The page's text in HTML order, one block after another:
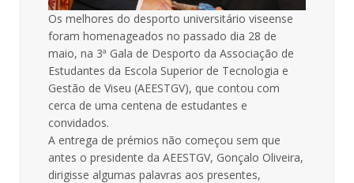
Os melhores do desporto universitário viseense
foram homenageados no passado dia 28 de
maio, na 3ª Gala de Desporto da Associação de
Estudantes da Escola Superior de Tecnologia e
Gestão de Viseu (AEESTGV), que contou com
cerca de uma centena de estudantes e
convidados.
A entrega de prémios não começou sem que
antes o presidente da AEESTGV, Gonçalo Oliveira,
dirigisse algumas palavras aos presentes,